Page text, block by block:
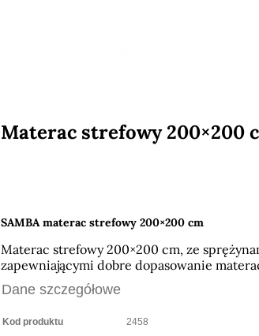
Materac strefowy 200×200
SAMBA materac strefowy 200×200 cm
Materac strefowy 200×200 cm, ze
zapewniającymi dobre dopasowanie
Dane szczegółowe
Kod produktu
2458